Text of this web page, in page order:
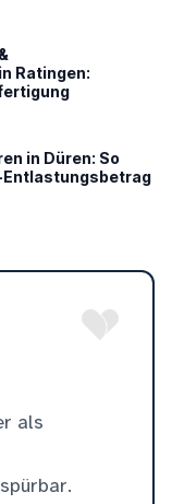
Ratingen:
in Düren: So
Entlastungsbetrag
als